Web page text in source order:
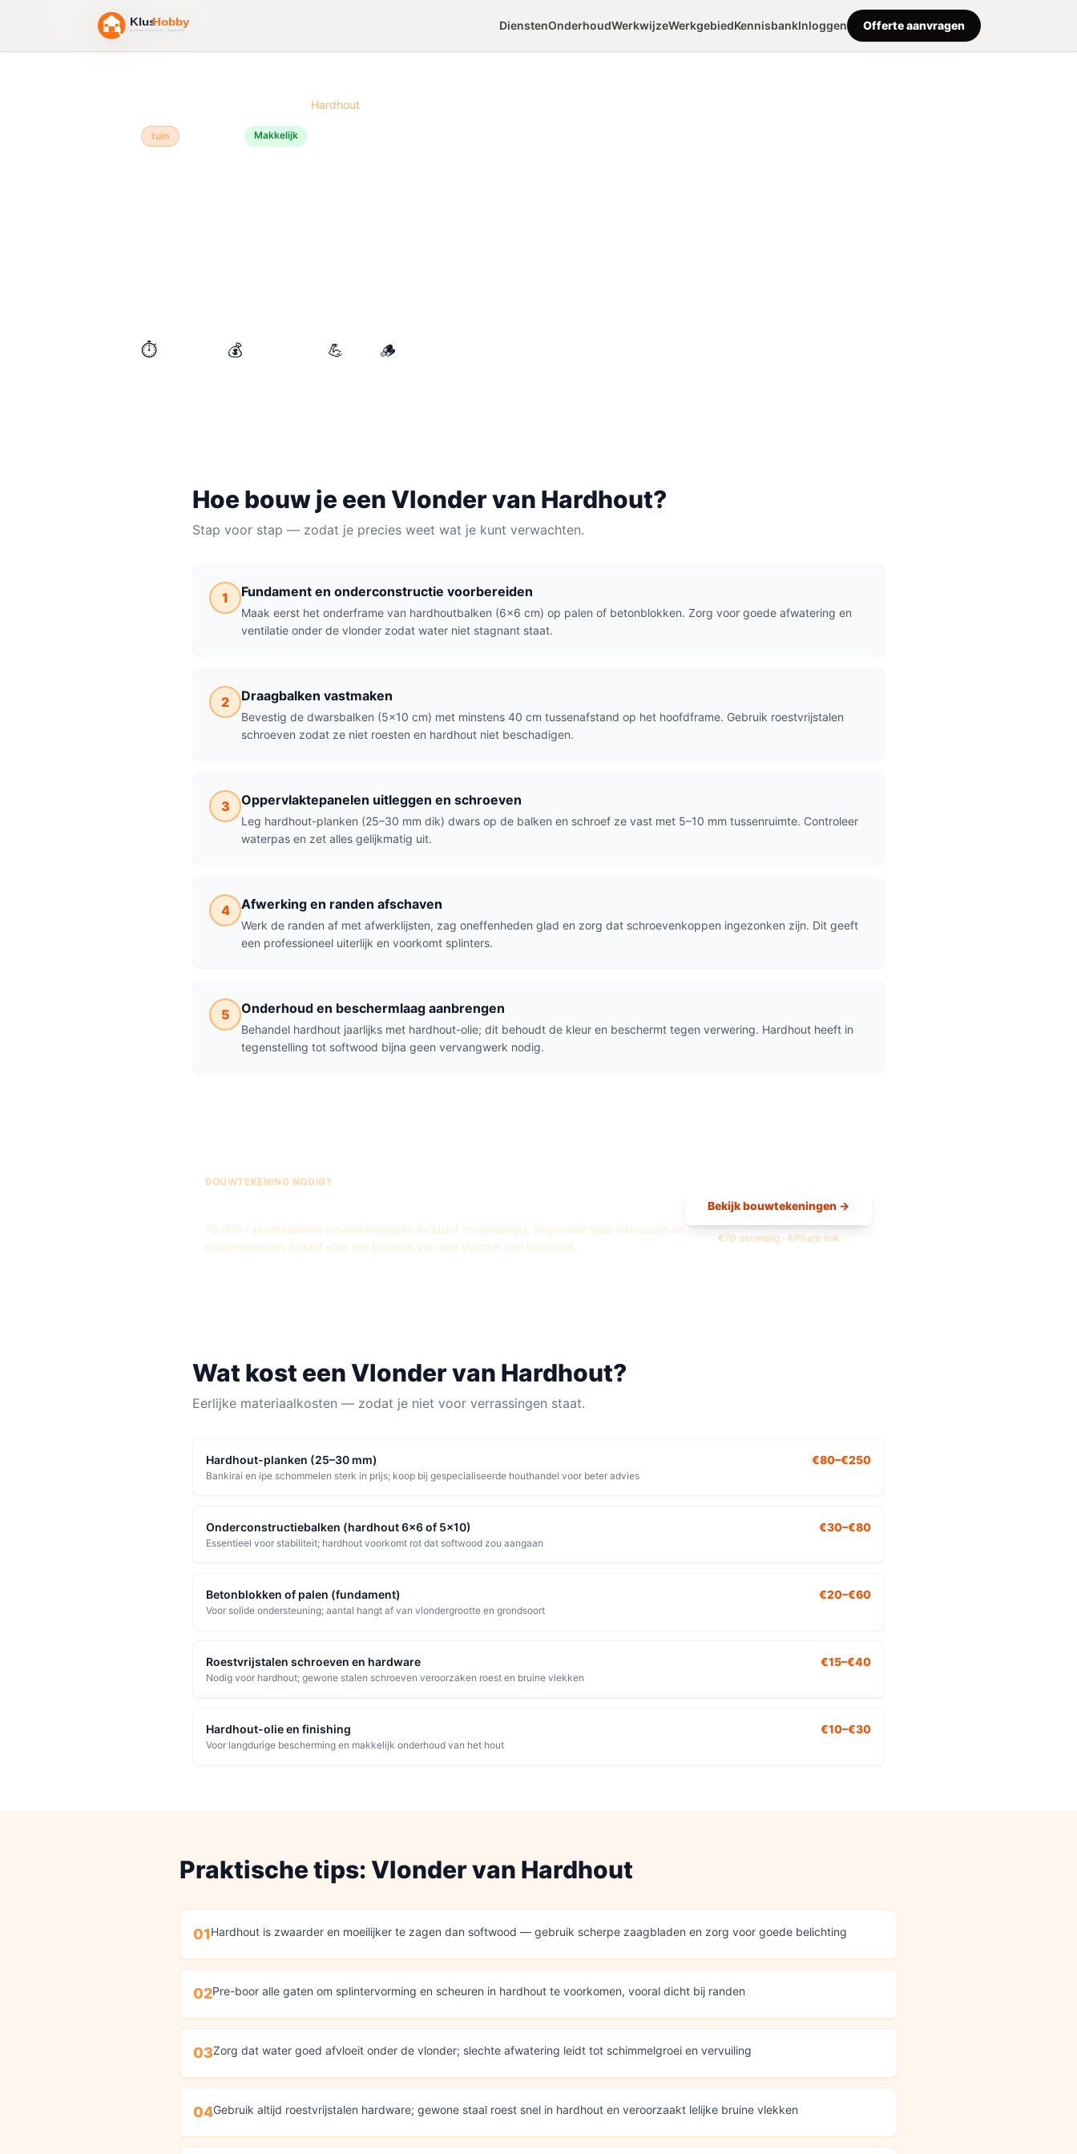
DienstenOnderhoudWerkwijzeWerkgebiedKennisbankInloggen Offerte aanvragen
Hardhout
tuin Makkelijk
⏱️ 💰 💪 🪵
Hoe bouw je eenVlondervan Hardhout?
Stap voor stap — zodat je precies weet wat je kunt verwachten.
1 Fundament en onderconstructie voorbereiden
Maak eerst het onderframe van hardhoutbalken (6x6 cm) op palen of betonblokken. Zorg voor goede afwatering en
ventilatie onder de vlonder zodat water niet stagnant staat.
2 Draagbalken vastmaken
Bevestig de dwarsbalken (5x10 cm) met minstens 40 cm tussenafstand op het hoofdframe. Gebruik roestvrijstalen
schroeven zodat ze niet roesten en hardhout niet beschadigen.
3 Oppervlaktepanelen uitleggen en schroeven
Leg hardhout-planken (25–30 mm dik) dwars op de balken en schroef ze vast met 5–10 mm tussenruimte. Controleer
waterpas en zet alles gelijkmatig uit.
4 Afwerking en randen afschaven
Werk de randen af met afwerklijsten, zag oneffenheden glad en zorg dat schroevenkoppen ingezonken zijn. Dit geeft
een professioneel uiterlijk en voorkomt splinters.
5 Onderhoud en beschermlaag aanbrengen
Behandel hardhout jaarlijks met hardhout-olie; dit behoudt de kleur en beschermt tegen verwering. Hardhout heeft in
tegenstelling tot softwood bijna geen vervangwerk nodig.
BOUWTEKENING NODIG?
10.000+ professionele bouwtekeningen inclusief materiaallijst, stap-voor-stap instructies en
maatvoeringen. Ideaal voor het bouwen van een vlonder van hardhout
Bekijk bouwtekeningen →
€70 eenmalig · Affiliate link
Wat kost eenVlondervan Hardhout?
Eerlijke materiaalkosten — zodat je niet voor verrassingen staat.
Hardhout-planken (25–30 mm)
Bankirai en ipe schommelen sterk in prijs; koop bij gespecialiseerde houthandel voor beter advies
€80–€250
Onderconstructiebalken (hardhout 6x6 of 5x10)
Essentieel voor stabiliteit; hardhout voorkomt rot dat softwood zou aangaan
€30–€80
Betonblokken of palen (fundament)
Voor solide ondersteuning; aantal hangt af van vlondergrootte en grondsoort
€20–€60
Roestvrijstalen schroeven en hardware
Nodig voor hardhout; gewone stalen schroeven veroorzaken roest en bruine vlekken
€15–€40
Hardhout-olie en finishing
Voor langdurige bescherming en makkelijk onderhoud van het hout
€10–€30
Praktische tips:Vlondervan Hardhout
01Hardhout is zwaarder en moeilijker te zagen dan softwood — gebruik scherpe zaagbladen en zorg voor goede belichting
02Pre-boor alle gaten om splintervorming en scheuren in hardhout te voorkomen, vooral dicht bij randen
03Zorg dat water goed afvloeit onder de vlonder; slechte afwatering leidt tot schimmelgroei en vervuiling
04Gebruik altijd roestvrijstalen hardware; gewone staal roest snel in hardhout en veroorzaakt lelijke bruine vlekken